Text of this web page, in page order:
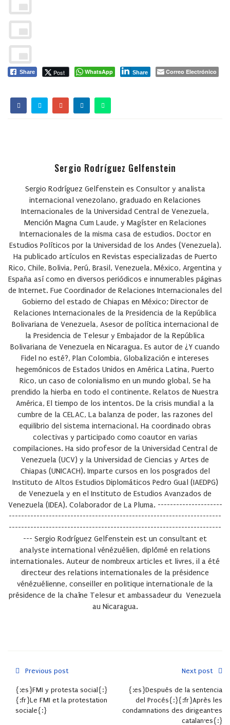
Share Post WhatsApp Share Correo Electrónico
Sergio Rodríguez Gelfenstein
Sergio Rodríguez Gelfenstein es Consultor y analista
internacional venezolano, graduado en Relaciones
Internacionales de la Universidad Central de Venezuela,
Mención Magna Cum Laude, y Magíster en Relaciones
Internacionales de la misma casa de estudios. Doctor en
Estudios Políticos por la Universidad de los Andes (Venezuela).
Ha publicado artículos en Revistas especializadas de Puerto
Rico, Chile, Bolivia, Perú, Brasil, Venezuela, México, Argentina y
España así como en diversos periódicos e innumerables páginas
de Internet. Fue Coordinador de Relaciones Internacionales del
Gobierno del estado de Chiapas en México; Director de
Relaciones Internacionales de la Presidencia de la República
Bolivariana de Venezuela, Asesor de política internacional de
la Presidencia de Telesur y Embajador de la República
Bolivariana de Venezuela en Nicaragua. Es autor de ¿Y cuando
Fidel no esté?, Plan Colombia, Globalización e intereses
hegemónicos de Estados Unidos en América Latina, Puerto
Rico, un caso de colonialismo en un mundo global, Se ha
prendido la hierba en todo el continente. Relatos de Nuestra
América, El tiempo de los intentos. De la crisis mundial a la
cumbre de la CELAC, La balanza de poder, las razones del
equilibrio del sistema internacional. Ha coordinado obras
colectivas y participado como coautor en varias
compilaciones. Ha sido profesor de la Universidad Central de
Venezuela (UCV) y la Universidad de Ciencias y Artes de
Chiapas (UNICACH). Imparte cursos en los posgrados del
Instituto de Altos Estudios Diplomáticos Pedro Gual (IAEDPG)
de Venezuela y en el Instituto de Estudios Avanzados de
Venezuela (IDEA). Colaborador de La Pluma. ---------------------
---------------------------------------------------------------------
---------------------------------------------------------------------
--- Sergio Rodríguez Gelfenstein est un consultant et
analyste international vénézuélien, diplômé en relations
internationales. Auteur de nombreux articles et livres, il a été
directeur des relations internationales de la présidence
vénézuélienne, conseiller en politique internationale de la
présidence de la chaîne Telesur et ambassadeur du Venezuela
au Nicaragua.
Previous post
{:es}FMI y protesta social{:}
{:fr}Le FMI et la protestation
sociale{:}
Next post
{:es}Después de la sentencia
del Procés{:}{:fr}Après les
condamnations des dirigeant·es
catalan·es{:}